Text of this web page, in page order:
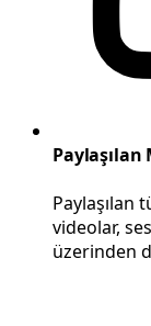
Paylaşılan
Paylaşılan
videolar,
üzerinden